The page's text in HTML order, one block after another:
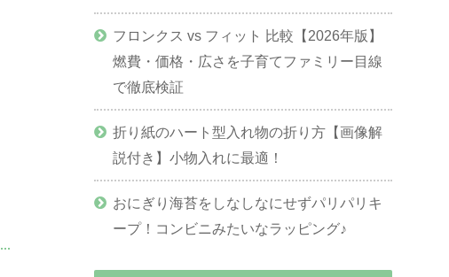
フロンクス vs フィット 比較【2026年版】
燃費・価格・広さを子育てファミリー目線
で徹底検証
折り紙のハート型入れ物の折り方【画像解
説付き】小物入れに最適！
おにぎり海苔をしなしなにせずパリパリキ
ープ！コンビニみたいなラッピング♪